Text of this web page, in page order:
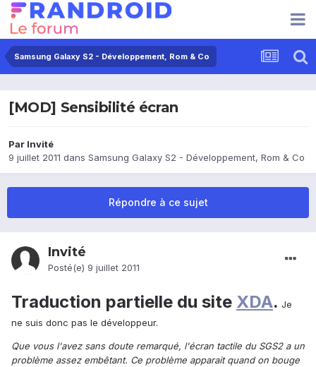
Samsung Galaxy S2 - Développement, Rom & Co
[MOD] Sensibilité écran
Par Invité
9 juillet 2011 dans Samsung Galaxy S2 - Développement, Rom & Co
Répondre à ce sujet
Invité
Posté(e) 9 juillet 2011
Traduction partielle du site XDA. Je
ne suis donc pas le développeur.
Que vous l'avez sans doute remarqué, l'écran tactile du SGS2 a un
problème assez embêtant. Ce problème apparait quand on bouge